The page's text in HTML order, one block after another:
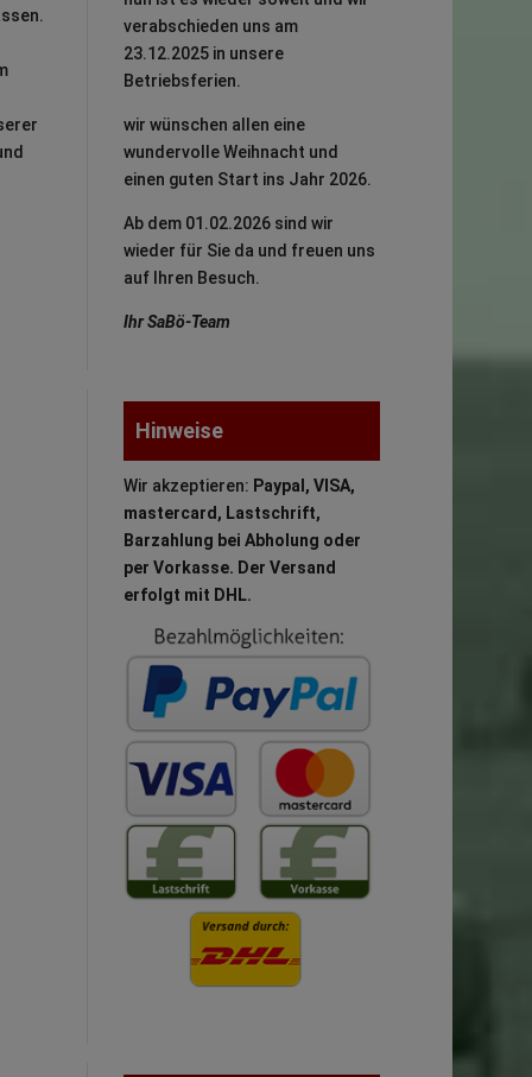
verabschieden uns am
23.12.2025 in unsere
Betriebsferien.
wir wünschen allen eine
wundervolle Weihnacht und
einen guten Start ins Jahr 2026.
Ab dem 01.02.2026 sind wir
wieder für Sie da und freuen uns
auf Ihren Besuch.
Ihr SaBö-Team
Hinweise
Wir akzeptieren: Paypal, VISA,
mastercard, Lastschrift,
Barzahlung bei Abholung oder
per Vorkasse. Der Versand
erfolgt mit DHL.